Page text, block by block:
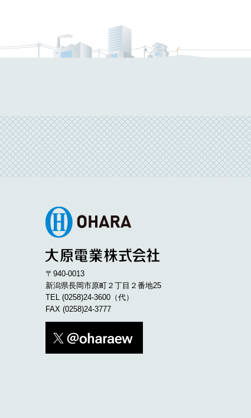
〒940-0013
新潟県長岡市原町２丁目２番地25
TEL (0258)24-3600 （代）
FAX (0258)24-3777